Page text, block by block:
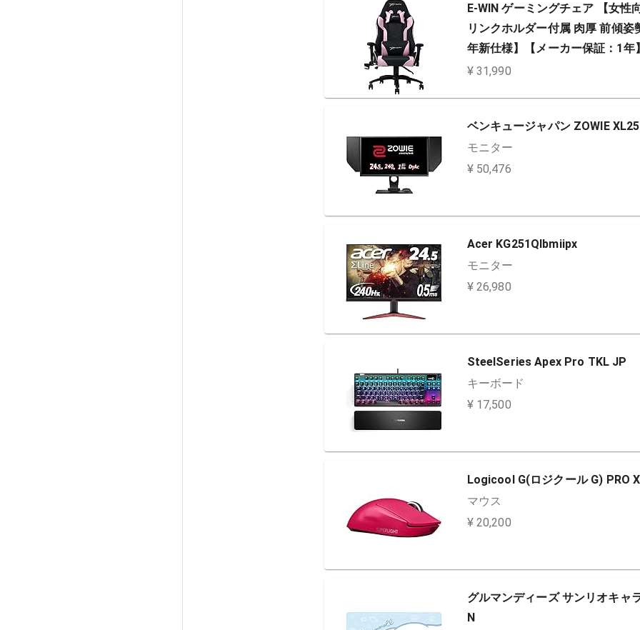
E-WIN ゲーミングチェア 【女性
リンクホルダー付属 肉厚 前傾
年新仕様】【メーカー保証：1年
¥ 31,990
ベンキュージャパン ZOWIE
モニター
¥ 50,476
Acer KG251QIbmiipx
モニター
¥ 26,980
SteelSeries Apex Pro TKL JP
キーボード
¥ 17,500
Logicool G(ロジクール G) PRO
マウス
¥ 20,200
グルマンディーズ サンリオキャ
N